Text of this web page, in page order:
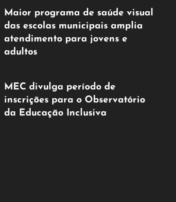
de
agosto
de
2026
Maior programa de saúde visual
das escolas municipais amplia
atendimento para jovens e
adultos
de
agosto
de
MEC divulga período de
inscrições para o Observatório
da Educação Inclusiva